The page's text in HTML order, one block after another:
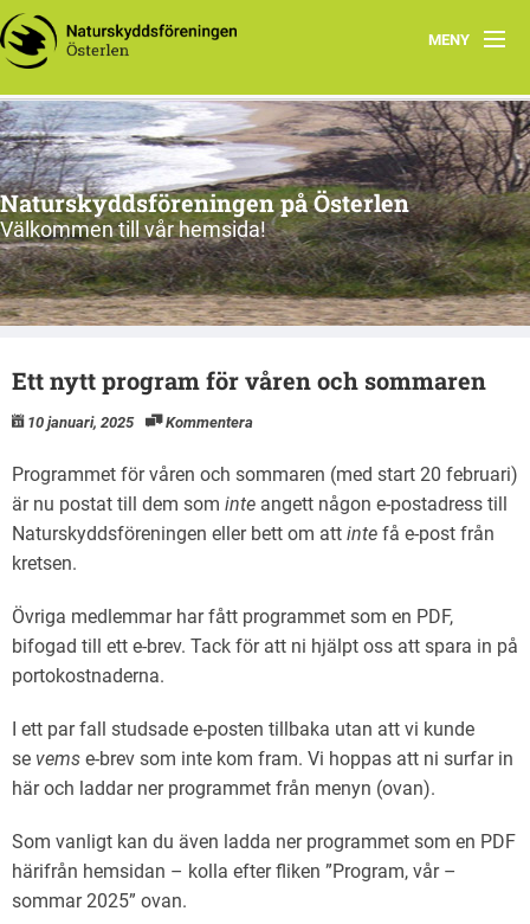
MENY
Program, vår-sommar 2026
Om oss
Nu & då
Kontakt
Länkar
Gångna aktiviteter
Naturskyddsföreningen på Österlen
Välkommen till vår hemsida!
Ett nytt program för våren och sommaren
10 januari, 2025 Kommentera
Programmet för våren och sommaren (med start 20 februari)
är nu postat till dem som inte angett någon e-postadress till
Naturskyddsföreningen eller bett om att inte få e-post från
kretsen.
Övriga medlemmar har fått programmet som en PDF,
bifogad till ett e-brev. Tack för att ni hjälpt oss att spara in på
portokostnaderna.
I ett par fall studsade e-posten tillbaka utan att vi kunde
se vems e-brev som inte kom fram. Vi hoppas att ni surfar in
här och laddar ner programmet från menyn (ovan).
Som vanligt kan du även ladda ner programmet som en PDF
härifrån hemsidan – kolla efter fliken ”Program, vår –
sommar 2025” ovan.